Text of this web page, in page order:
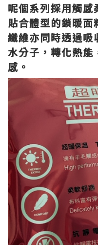
呢個系列採用觸感
貼合體型的鎖暖面
纖維亦同時透過吸
水分子，轉化熱能
感。